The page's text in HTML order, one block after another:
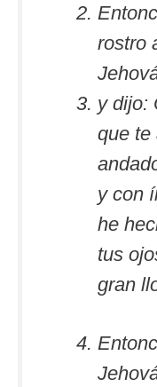
rostro
y dijo:
que te
y con
he
tus
gran